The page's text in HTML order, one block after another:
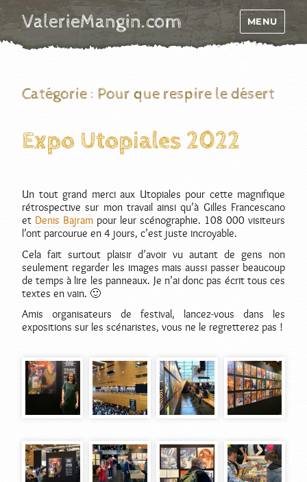
ValerieMangin.com MENU
Catégorie : Pour que respire le désert
Expo Utopiales 2022
Un tout grand merci aux Utopiales pour cette magnifique
rétrospective sur mon travail ainsi qu’à Gilles Francescano
et Denis Bajram pour leur scénographie. 108 000 visiteurs
l’ont parcourue en 4 jours, c’est juste incroyable.
Cela fait surtout plaisir d’avoir vu autant de gens non
seulement regarder les images mais aussi passer beaucoup
de temps à lire les panneaux. Je n’ai donc pas écrit tous ces
textes en vain. 🙂
Amis organisateurs de festival, lancez-vous dans les
expositions sur les scénaristes, vous ne le regretterez pas !